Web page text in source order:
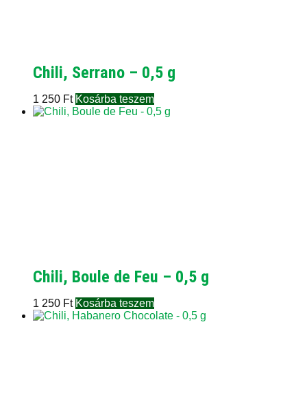
Chili, Serrano – 0,5 g
1 250 Ft Kosárba teszem
Chili, Boule de Feu – 0,5 g
1 250 Ft Kosárba teszem